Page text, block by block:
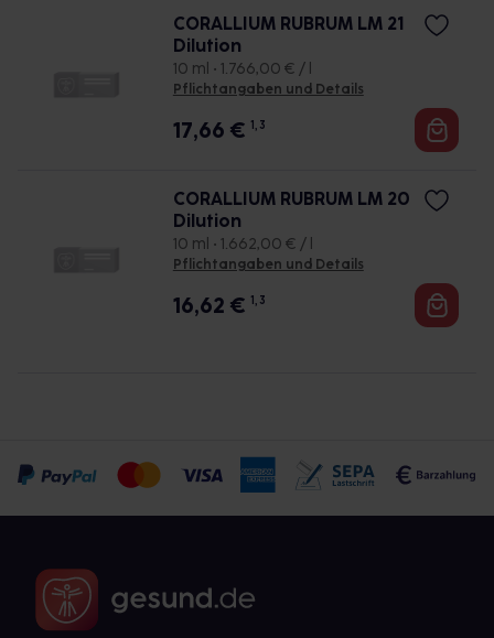
CORALLIUM RUBRUM LM 21
Dilution
10 ml • 1.766,00 € / l
Pflichtangaben und Details
17,66 € 1, 3
CORALLIUM RUBRUM LM 20
Dilution
10 ml • 1.662,00 € / l
Pflichtangaben und Details
16,62 € 1, 3